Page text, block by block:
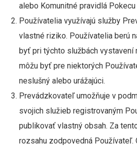
alebo Komunitné pravidlá Pokecu
Používatelia využívajú služby
vlastné riziko. Používatelia berú
byť pri týchto službách vystavení
môžu byť pre niektorých
neslušný alebo urážajúci.
Prevádzkovateľ umožňuje v
svojich služieb registrovaným
publikovať vlastný obsah. Za
rozsahu zodpovedná Používateľ.